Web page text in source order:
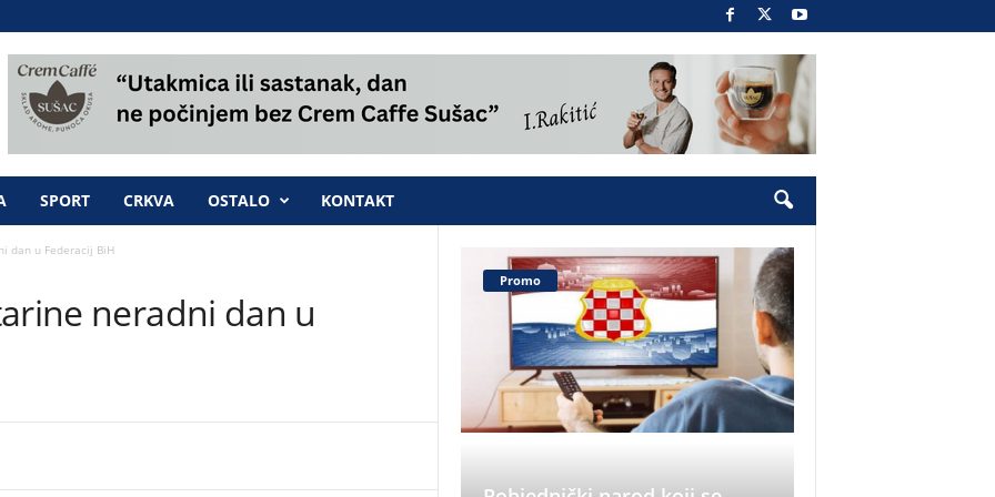
SPORT CRKVA OSTALO KONTAKT
dan u Federacij BiH
neradni dan u
Promo